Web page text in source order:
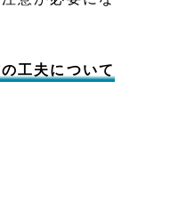
工夫について